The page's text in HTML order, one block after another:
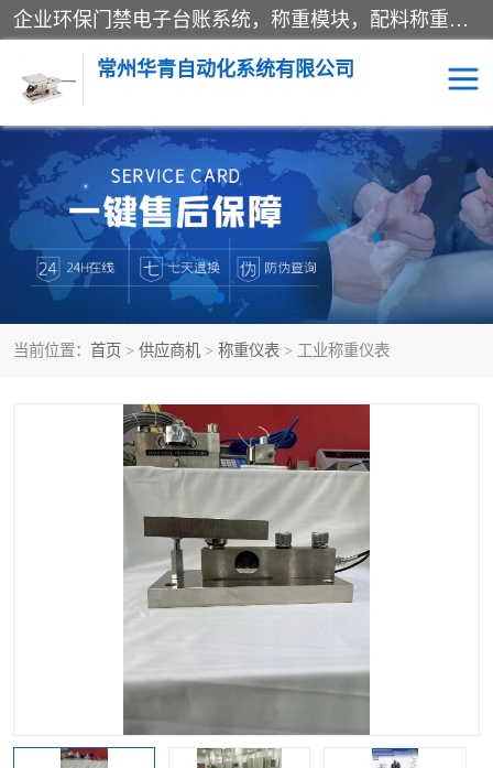
企业环保门禁电子台账系统，称重模块，配料称重系统,称重模块厂家,地磅称重系统,检重秤厂家 常州华青自动化主营：称重模块、无人值守称重系统、配料称重系统、地磅称重系统、检重秤、托利多称重模块等产品。各种称重软件，移动源环保门禁电子台账系统软件。 常州华青自动化系统有限公司7*24的电话支持服务、项目现场开发服务、新功能定制研发服务，产品培训、远程维护，现场安装调试工程等。
常州华青自动化系统有限公司
当前位置： 首页 > 供应商机 > 称重仪表 > 工业称重仪表
称重模块 称重仪表
手工配料系统 屠宰管理软件
自动化配料系统 称重贴标机
屠宰轨道秤 检重秤
移动源环保门禁电子台账